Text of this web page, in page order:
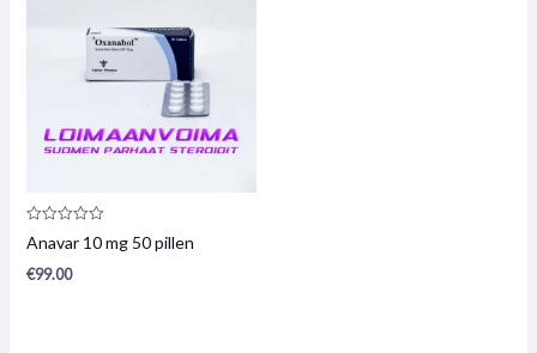
Productrecensie:
0
5
Anavar 10 mg 50 pillen
€99.00